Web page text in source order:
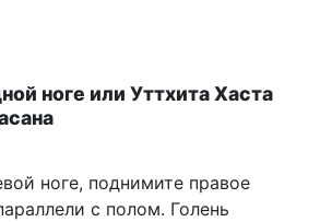
ноге или Уттхита Хаста
ноге, поднимите правое
с полом. Голень